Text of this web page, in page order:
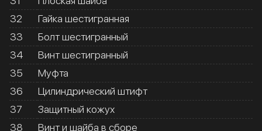
32
Гайка шестигранная
33
Болт шестигранный
34
Винт шестигранный
35
Муфта
36
Цилиндрический штифт
37
Защитный кожух
38
Винт и шайба в сборе